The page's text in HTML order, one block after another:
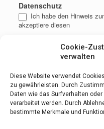
Cookie-
verwalten
Diese Website verwendet
zu gewährleisten. Durch
Daten wie das Surfverhalten
verarbeitet werden. Durch
bestimmte Merkmale und
Datenschutz
Ich habe den Hinweis
akzeptiere diesen